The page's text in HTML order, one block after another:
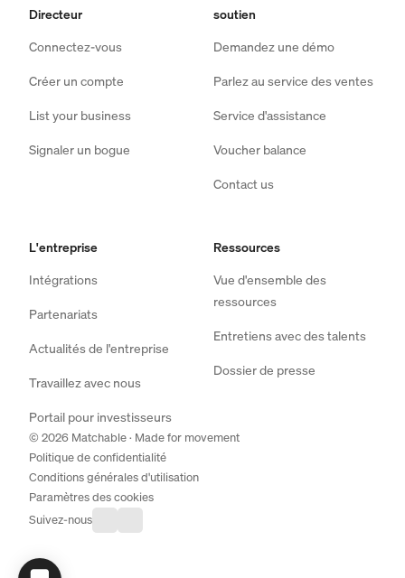
Directeur
Connectez-vous
Créer un compte
List your business
Signaler un bogue
soutien
Demandez une démo
Parlez au service des ventes
Service d'assistance
Voucher balance
Contact us
L'entreprise
Intégrations
Partenariats
Actualités de l'entreprise
Travaillez avec nous
Portail pour investisseurs
Ressources
Vue d'ensemble des
ressources
Entretiens avec des talents
Dossier de presse
© 2026 Matchable · Made for movement
Politique de confidentialité
Conditions générales d'utilisation
Paramètres des cookies
Suivez-nous